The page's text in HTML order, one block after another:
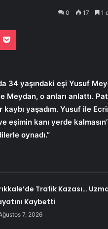
0 17 1
Pocket
34 yaşındaki eşi Yusuf
Meydan, o anları anlattı.
yaşadım. Yusuf ile
eşimin kanı yerde
oynadı.”
Trafik Kazası…
Kaybetti
7, 2026